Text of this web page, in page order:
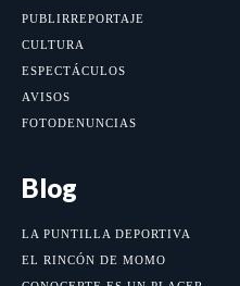
PUBLIRREPORTAJE
CULTURA
ESPECTÁCULOS
AVISOS
FOTODENUNCIAS
Blog
LA PUNTILLA DEPORTIVA
EL RINCÓN DE MOMO